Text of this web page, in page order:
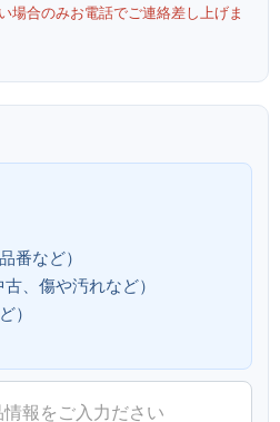
場合のみお電話でご連絡差し上げま
番など）
、傷や汚れなど）
）